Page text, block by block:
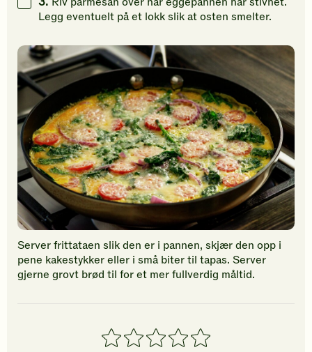
Legg eventuelt på et lokk slik at osten smelter.
Server frittataen slik den er i pannen, skjær den opp i
pene kakestykker eller i små biter til tapas. Server
gjerne grovt brød til for et mer fullverdig måltid.
1
stjerner
2
stjerner
3
stjerner
4
stjerner
5
stjerner